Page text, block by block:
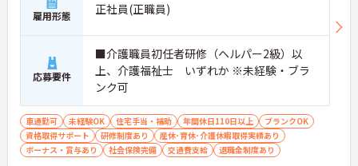
雇用形態 正社員(正職員)
応募要件
■介護職員初任者研修（ヘルパー2級）以
上、介護福祉士 いずれか ※未経験・ブラ
ンク可
車通勤可 未経験OK 住宅手当・補助 年間休日110日以上
ブランクOK
資格取得サポート
研修制度あり
産休･育休･介護休暇取得実績あり
ボーナス・賞与あり
社会保険完備 交通費支給 退職金制度あり